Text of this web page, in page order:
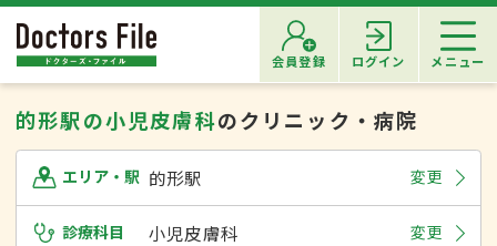
会員登録 ログイン メニュー
的形駅の小児皮膚科のクリニック・病院
エリア・駅 的形駅 変更
診療科目 小児皮膚科 変更